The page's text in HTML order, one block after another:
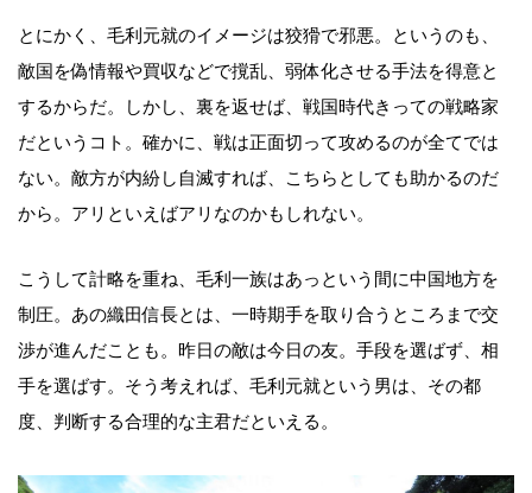
とにかく、毛利元就のイメージは狡猾で邪悪。というのも、
敵国を偽情報や買収などで撹乱、弱体化させる手法を得意と
するからだ。しかし、裏を返せば、戦国時代きっての戦略家
だというコト。確かに、戦は正面切って攻めるのが全てでは
ない。敵方が内紛し自滅すれば、こちらとしても助かるのだ
から。アリといえばアリなのかもしれない。
こうして計略を重ね、毛利一族はあっという間に中国地方を
制圧。あの織田信長とは、一時期手を取り合うところまで交
渉が進んだことも。昨日の敵は今日の友。手段を選ばず、相
手を選ばす。そう考えれば、毛利元就という男は、その都
度、判断する合理的な主君だといえる。